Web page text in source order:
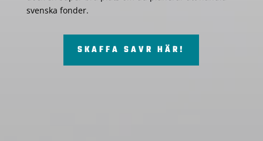
svenska fonder.
SKAFFA SAVR HÄR!